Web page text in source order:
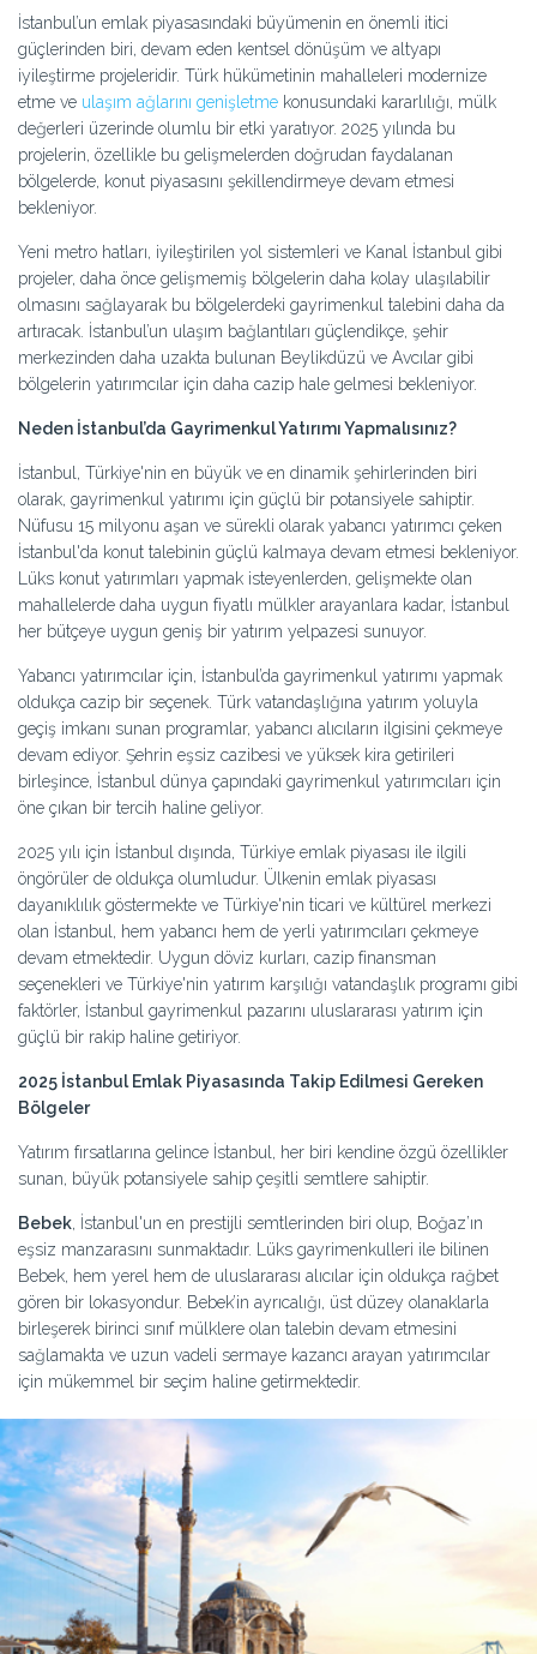
İstanbul’un emlak piyasasındaki büyümenin en önemli itici
güçlerinden biri, devam eden kentsel dönüşüm ve altyapı
iyileştirme projeleridir. Türk hükümetinin mahalleleri modernize
etme ve ulaşım ağlarını genişletme konusundaki kararlılığı, mülk
değerleri üzerinde olumlu bir etki yaratıyor. 2025 yılında bu
projelerin, özellikle bu gelişmelerden doğrudan faydalanan
bölgelerde, konut piyasasını şekillendirmeye devam etmesi
bekleniyor.
Yeni metro hatları, iyileştirilen yol sistemleri ve Kanal İstanbul gibi
projeler, daha önce gelişmemiş bölgelerin daha kolay ulaşılabilir
olmasını sağlayarak bu bölgelerdeki gayrimenkul talebini daha da
artıracak. İstanbul’un ulaşım bağlantıları güçlendikçe, şehir
merkezinden daha uzakta bulunan Beylikdüzü ve Avcılar gibi
bölgelerin yatırımcılar için daha cazip hale gelmesi bekleniyor.
Neden İstanbul’da Gayrimenkul Yatırımı Yapmalısınız?
İstanbul, Türkiye'nin en büyük ve en dinamik şehirlerinden biri
olarak, gayrimenkul yatırımı için güçlü bir potansiyele sahiptir.
Nüfusu 15 milyonu aşan ve sürekli olarak yabancı yatırımcı çeken
İstanbul'da konut talebinin güçlü kalmaya devam etmesi bekleniyor.
Lüks konut yatırımları yapmak isteyenlerden, gelişmekte olan
mahallelerde daha uygun fiyatlı mülkler arayanlara kadar, İstanbul
her bütçeye uygun geniş bir yatırım yelpazesi sunuyor.
Yabancı yatırımcılar için, İstanbul’da gayrimenkul yatırımı yapmak
oldukça cazip bir seçenek. Türk vatandaşlığına yatırım yoluyla
geçiş imkanı sunan programlar, yabancı alıcıların ilgisini çekmeye
devam ediyor. Şehrin eşsiz cazibesi ve yüksek kira getirileri
birleşince, İstanbul dünya çapındaki gayrimenkul yatırımcıları için
öne çıkan bir tercih haline geliyor.
2025 yılı için İstanbul dışında, Türkiye emlak piyasası ile ilgili
öngörüler de oldukça olumludur. Ülkenin emlak piyasası
dayanıklılık göstermekte ve Türkiye'nin ticari ve kültürel merkezi
olan İstanbul, hem yabancı hem de yerli yatırımcıları çekmeye
devam etmektedir. Uygun döviz kurları, cazip finansman
seçenekleri ve Türkiye'nin yatırım karşılığı vatandaşlık programı gibi
faktörler, İstanbul gayrimenkul pazarını uluslararası yatırım için
güçlü bir rakip haline getiriyor.
2025 İstanbul Emlak Piyasasında Takip Edilmesi Gereken
Bölgeler
Yatırım fırsatlarına gelince İstanbul, her biri kendine özgü özellikler
sunan, büyük potansiyele sahip çeşitli semtlere sahiptir.
Bebek, İstanbul'un en prestijli semtlerinden biri olup, Boğaz’ın
eşsiz manzarasını sunmaktadır. Lüks gayrimenkulleri ile bilinen
Bebek, hem yerel hem de uluslararası alıcılar için oldukça rağbet
gören bir lokasyondur. Bebek’in ayrıcalığı, üst düzey olanaklarla
birleşerek birinci sınıf mülklere olan talebin devam etmesini
sağlamakta ve uzun vadeli sermaye kazancı arayan yatırımcılar
için mükemmel bir seçim haline getirmektedir.